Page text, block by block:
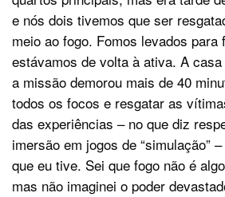
e nós dois tivemos que ser
meio ao fogo. Fomos levados para
estávamos de volta à ativa. A
a missão demorou mais de 40
todos os focos e resgatar as
das experiências – no que diz
imersão em jogos de “simulação”
que eu tive. Sei que fogo não é
mas não imaginei o poder